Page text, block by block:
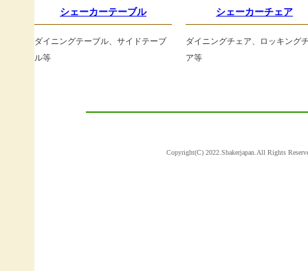
シェーカーテーブル
ダイニングテーブル、サイドテーブ
ル等
シェーカーチェア
ダイニングチェア、ロッキング
ア等
Copyright(C) 2022.Shakerjapan.All Rights